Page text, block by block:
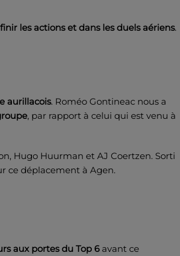
les actions et dans les duels aériens.
aurillacois. Roméo Gontineac nous a
, par rapport à celui qui est venu à
Hugo Huurman et AJ Coertzen. Sorti
ce déplacement à Agen.
aux portes du Top 6avant ce